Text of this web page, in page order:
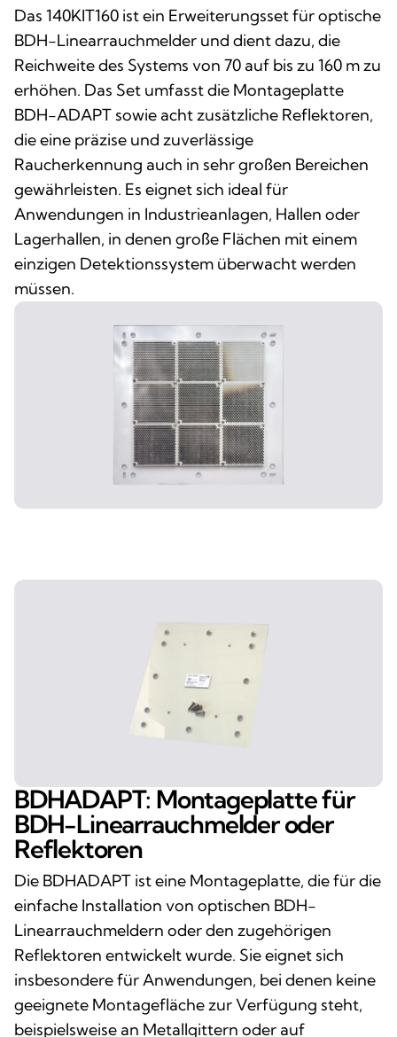
Das 140KIT160 ist ein Erweiterungsset für optische
BDH-Linearrauchmelder und dient dazu, die
Reichweite des Systems von 70 auf bis zu 160 m zu
erhöhen. Das Set umfasst die Montageplatte
BDH-ADAPT sowie acht zusätzliche Reflektoren,
die eine präzise und zuverlässige
Raucherkennung auch in sehr großen Bereichen
gewährleisten. Es eignet sich ideal für
Anwendungen in Industrieanlagen, Hallen oder
Lagerhallen, in denen große Flächen mit einem
einzigen Detektionssystem überwacht werden
müssen.
BDHADAPT: Montageplatte für
BDH-Linearrauchmelder oder
Reflektoren
Die BDHADAPT ist eine Montageplatte, die für die
einfache Installation von optischen BDH-
Linearrauchmeldern oder den zugehörigen
Reflektoren entwickelt wurde. Sie eignet sich
insbesondere für Anwendungen, bei denen keine
geeignete Montagefläche zur Verfügung steht,
beispielsweise an Metallgittern oder auf